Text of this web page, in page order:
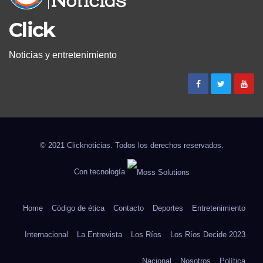
Click
Noticias y entretenimiento
© 2021 Clicknoticias. Todos los derechos reservados.
Con tecnología
Home Código de ética Contacto Deportes Entretenimiento
Internacional La Entrevista Los Ríos Los Ríos Decide 2023
Nacional Nosotros Política